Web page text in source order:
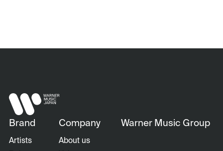
Brand
Artists
Company
About us
Warner Music Group